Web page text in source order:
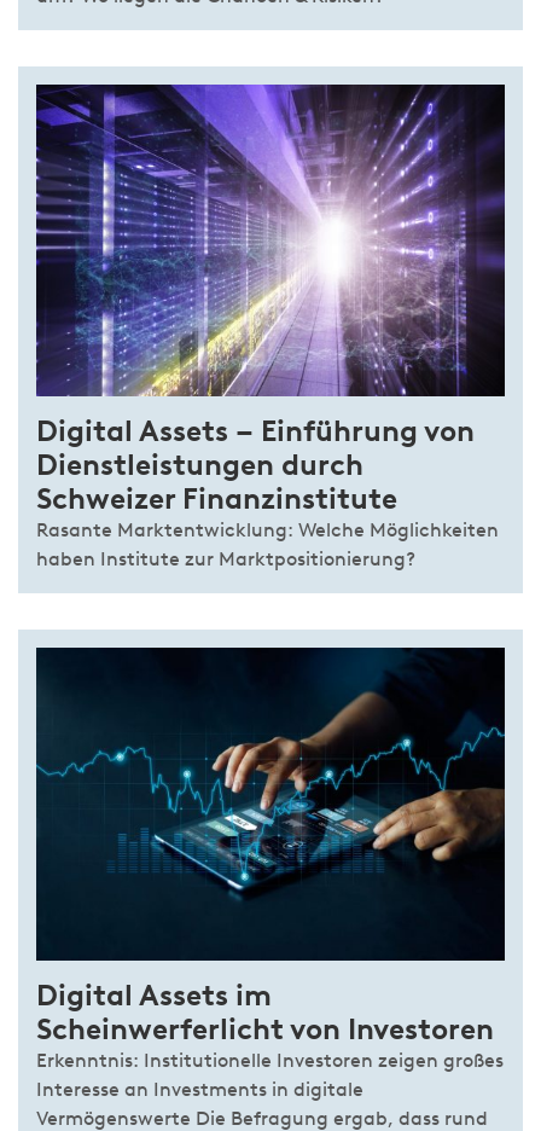
Digital Assets – Einführung von
Dienstleistungen durch
Schweizer Finanzinstitute
Rasante Marktentwicklung: Welche Möglichkeiten
haben Institute zur Marktpositionierung?
Digital Assets im
Scheinwerferlicht von Investoren
Erkenntnis: Institutionelle Investoren zeigen großes
Interesse an Investments in digitale
Vermögenswerte Die Befragung ergab, dass rund